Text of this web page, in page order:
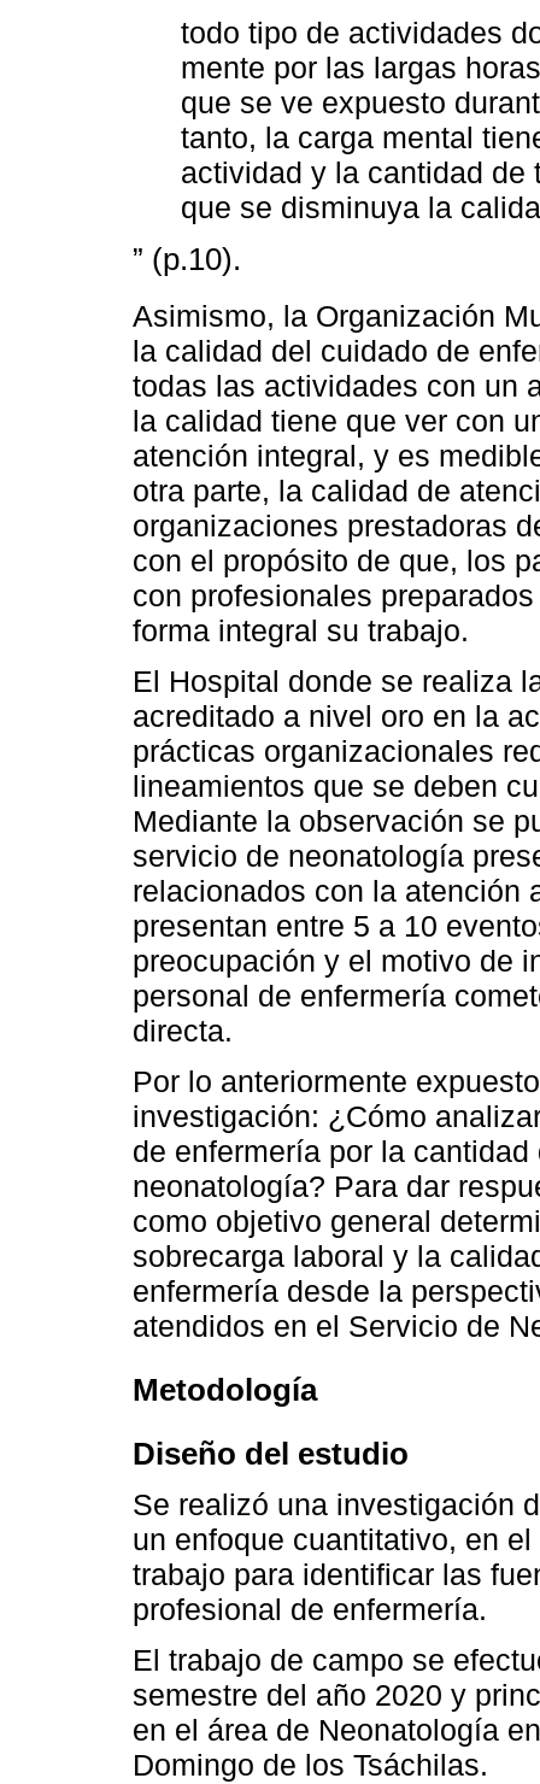
todo tipo de actividades
mente por las largas
que se ve expuesto
tanto, la carga mental
actividad y la cantidad de
que se disminuya la
” (p.10).
Asimismo, la Organización
la calidad del cuidado de
todas las actividades con un
la calidad tiene que ver con
atención integral, y es
otra parte, la calidad de
organizaciones prestadoras
con el propósito de que, los
con profesionales
forma integral su trabajo.
El Hospital donde se realiza
acreditado a nivel oro en la
prácticas organizacionales
lineamientos que se deben
Mediante la observación se
servicio de neonatología
relacionados con la atención
presentan entre 5 a 10
preocupación y el motivo de
personal de enfermería
directa.
Por lo anteriormente
investigación: ¿Cómo
de enfermería por la
neonatología? Para dar
como objetivo general
sobrecarga laboral y la
enfermería desde la
atendidos en el Servicio de
Metodología
Diseño del estudio
Se realizó una investigación
un enfoque cuantitativo, en
trabajo para identificar las
profesional de enfermería.
El trabajo de campo se
semestre del año 2020 y
en el área de Neonatología
Domingo de los Tsáchilas.